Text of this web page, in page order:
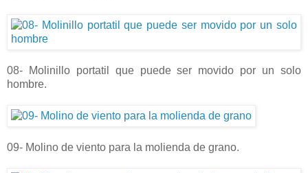
08- Molinillo portatil que puede ser movido por un solo
hombre.
09- Molino de viento para la molienda de grano.